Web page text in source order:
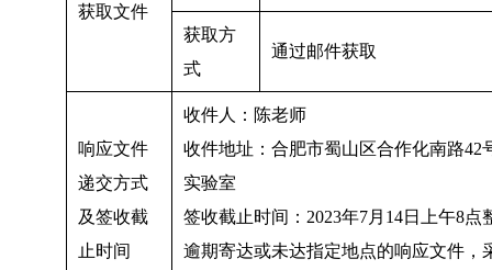
获取文件
获取方
式
通过邮件获取
响应文件
递交方式
及签收截
止时间
收件人：陈老师
收件地址：合肥市蜀山区合作化南路42
实验室
签收截止时间： 2023年7月 14日上午8点
逾期寄达或未达指定地点的响应文件，